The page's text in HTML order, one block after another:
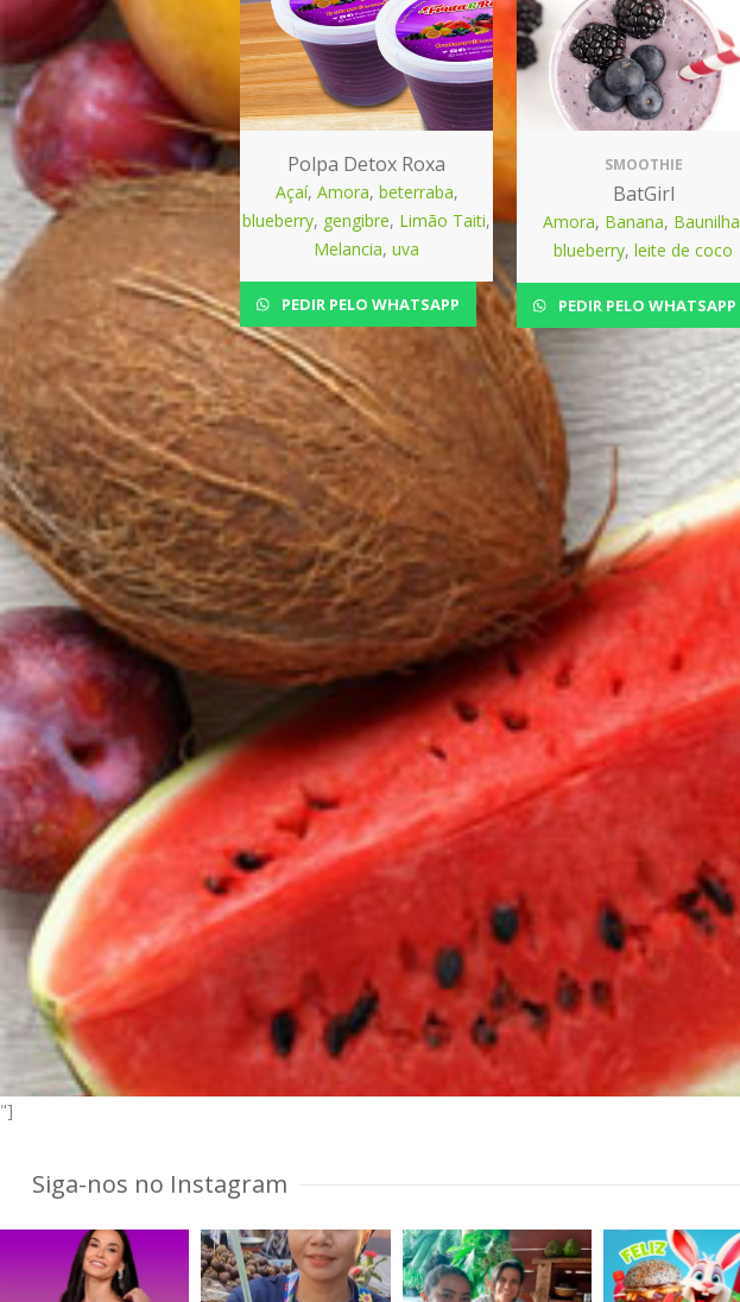
Polpa Detox Roxa
Açaí, Amora, beterraba,
blueberry, gengibre, Limão Taiti,
Melancia, uva
PEDIR PELO WHATSAPP
SMOOTHIE
BatGirl
Amora, Banana, Baunilha
blueberry, leite de coco
PEDIR PELO WHATSAPP
"]
Siga-nos no Instagram